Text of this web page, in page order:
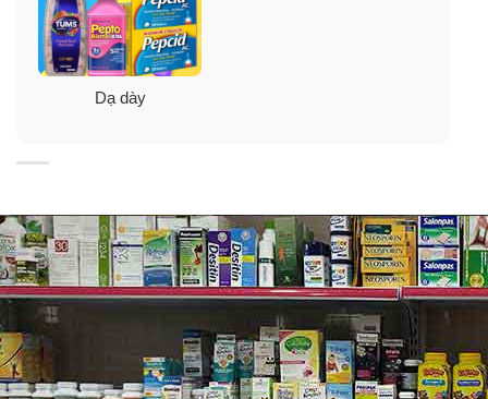
Lợi ích từ viên Tums Antacid Melon Berry
Ợ nóng, ợ chua.
trạng này.
✓Viên ngậm chứa dược chất là những chất kiềm yếu
có tác dụng trung hòa acid dịch vị, làm giảm độ chua
trong dạ dày xuống.
✓Sản phẩm có vị trái cây rất thơm ngon, dễ uống với
Dạ dày